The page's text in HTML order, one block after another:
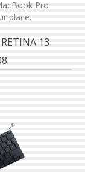
Pro
place.
13